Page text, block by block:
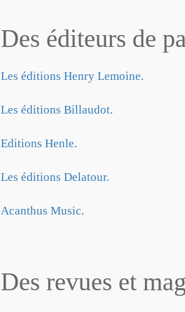
Des éditeurs de
Les éditions Henry Lemoine.
Les éditions Billaudot.
Editions Henle.
Les éditions Delatour.
Acanthus Music.
Des revues et